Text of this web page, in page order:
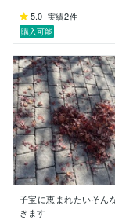
像と違う結果
5.	意思疎通
が必要です。
情報が不足し
とがあります
⸻
⭐︎最後に
あなたの「運
心の声を大切
5.0 実績2件
購入可能
子宝に恵まれたいそん
きます